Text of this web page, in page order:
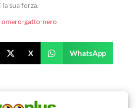
sua forza.
X WhatsApp